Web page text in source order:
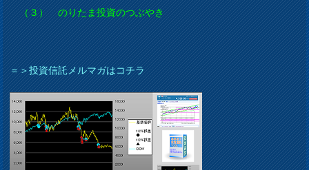
（３） のりたま投資のつぶやき
＝＞投資信託メルマガはコチラ